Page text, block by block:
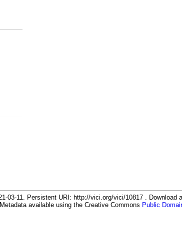
03-11. Persistent URI: http://vici.org/vici/10817 . Download
available using the Creative Commons Public